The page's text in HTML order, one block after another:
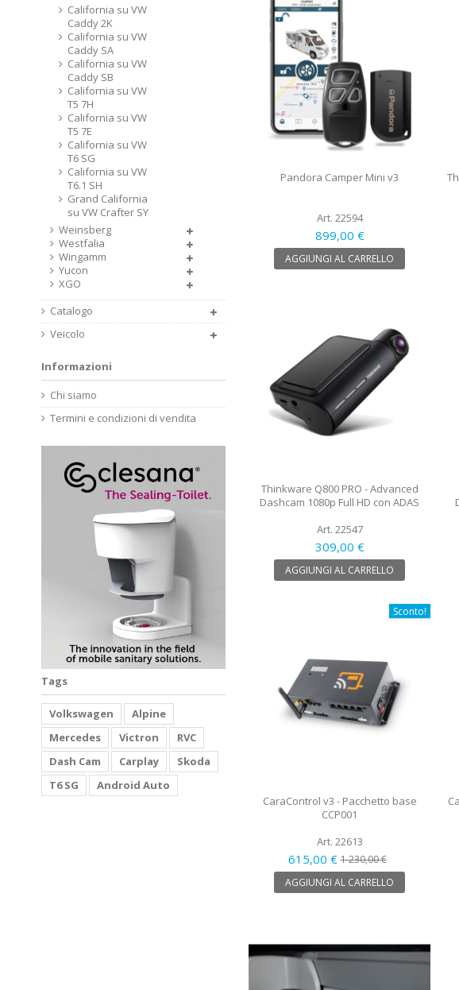
Pandora Camper Mini v3
Art. 22594
899,00 €
AGGIUNGI AL CARRELLO
Thinkware Q800 PRO - Advanced
Dashcam 1080p Full HD con ADAS
Art. 22547
309,00 €
AGGIUNGI AL CARRELLO
Sconto!
CaraControl v3 - Pacchetto base
CCP001
Art. 22613
615,00 € 1 230,00 €
AGGIUNGI AL CARRELLO
California su VW
Caddy 2K
California su VW
Caddy SA
California su VW
Caddy SB
California su VW
T5 7H
California su VW
T5 7E
California su VW
T6 SG
California su VW
T6.1 SH
Grand California
su VW Crafter SY
Weinsberg
Westfalia
Wingamm
Yucon
XGO
Catalogo
Veicolo
Informazioni
Chi siamo
Termini e condizioni di vendita
Tags
Volkswagen
Alpine
Mercedes
Victron
RVC
Dash Cam
Carplay
Skoda
T6 SG
Android Auto